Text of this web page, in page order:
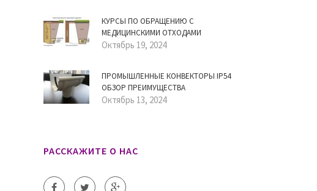
КУРСЫ ПО ОБРАЩЕНИЮ С
МЕДИЦИНСКИМИ ОТХОДАМИ
Октябрь 19, 2024
ПРОМЫШЛЕННЫЕ КОНВЕКТОРЫ IP54
ОБЗОР ПРЕИМУЩЕСТВА
Октябрь 13, 2024
РАССКАЖИТЕ О НАС